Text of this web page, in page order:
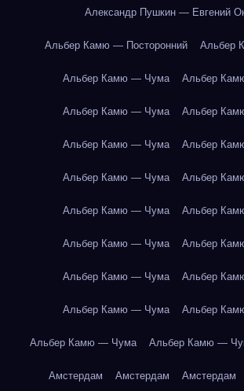
Александр Пушкин — Евгений
Альбер Камю — Посторонний Альбер
Альбер Камю — Чума Альбер
Альбер Камю — Чума Альбер
Альбер Камю — Чума Альбер
Альбер Камю — Чума Альбер
Альбер Камю — Чума Альбер
Альбер Камю — Чума Альбер
Альбер Камю — Чума Альбер
Альбер Камю — Чума Альбер
Альбер Камю — Чума Альбер Камю —
Амстердам Амстердам Амстердам